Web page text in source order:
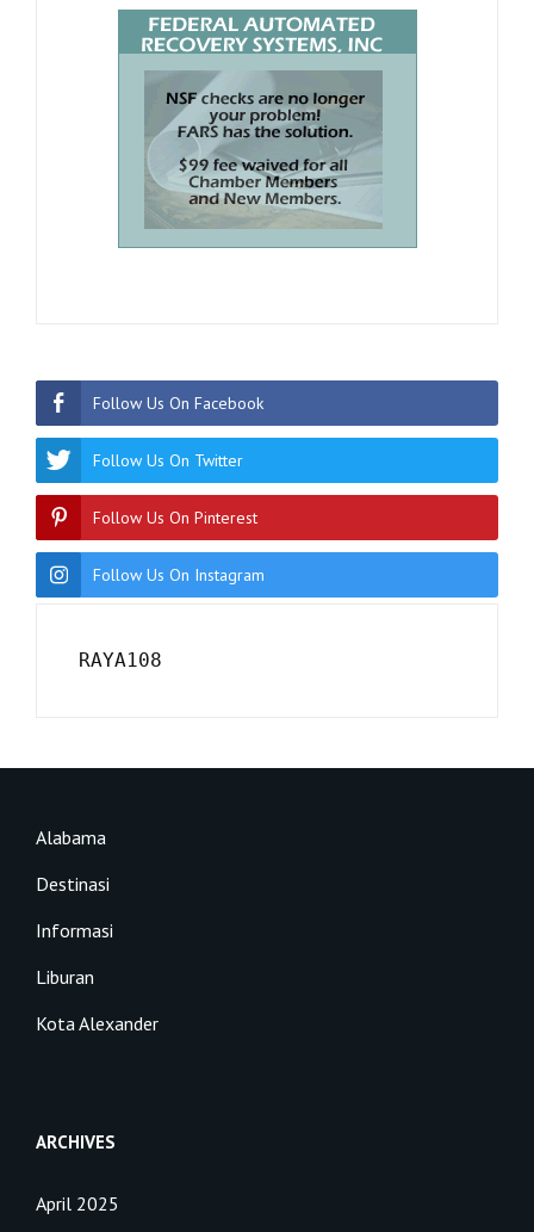
Follow Us On Facebook
Follow Us On Twitter
Follow Us On Pinterest
Follow Us On Instagram
RAYA108
Alabama
Destinasi
Informasi
Liburan
Kota Alexander
ARCHIVES
April 2025